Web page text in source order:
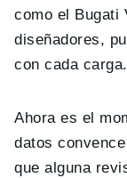
como el Bugati
diseñadores,
con cada carga.
Ahora es el
datos
que alguna